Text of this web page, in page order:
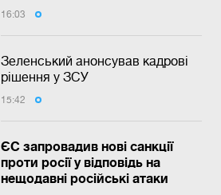
16:03
Зеленський анонсував кадрові
рішення у ЗСУ
15:42
ЄС запровадив нові санкції
проти росії у відповідь на
нещодавні російські атаки